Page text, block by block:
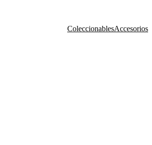
ColeccionablesAccesorios